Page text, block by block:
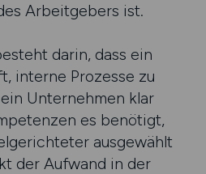
Arbeitgebers ist.
darin, dass ein
interne Prozesse zu
Unternehmen klar
es benötigt,
ausgewählt
der Aufwand in der